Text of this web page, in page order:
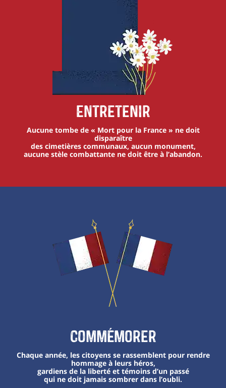
Entretenir
Aucune tombe de « Mort pour la France » ne doit
disparaître
des cimetières communaux, aucun monument,
aucune stèle combattante ne doit être à l’abandon.
Commémorer
Chaque année, les citoyens se rassemblent pour rendre
hommage à leurs héros,
gardiens de la liberté et témoins d’un passé
qui ne doit jamais sombrer dans l’oubli.